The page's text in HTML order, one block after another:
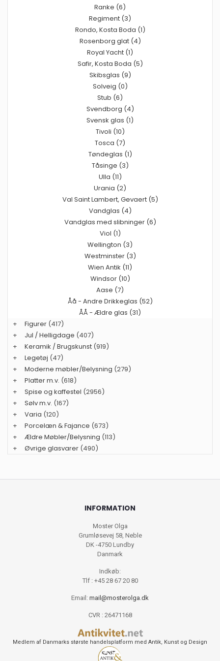
Ranke (6)
Regiment (3)
Rondo, Kosta Boda (1)
Rosenborg glat (4)
Royal Yacht (1)
Safir, Kosta Boda (5)
Skibsglas (9)
Solveig (0)
Stub (6)
Svendborg (4)
Svensk glas (1)
Tivoli (10)
Tosca (7)
Tøndeglas (1)
Tåsinge (3)
Ulla (11)
Urania (2)
Val Saint Lambert, Gevaert (5)
Vandglas (4)
Vandglas med slibninger (6)
Viol (1)
Wellington (3)
Westminster (3)
Wien Antik (11)
Windsor (10)
Aase (7)
Åå - Andre Drikkeglas (52)
ÅÅ - Ældre glas (31)
+
Figurer (417)
+
Jul / Helligdage (407)
+
Keramik / Brugskunst (919)
+
Legetøj (47)
+
Moderne møbler/Belysning (279)
+
Platter m.v. (618)
+
Spise og kaffestel (2956)
+
Sølv m.v. (167)
+
Varia (120)
+
Porcelæn & Fajance (673)
+
Ældre Møbler/Belysning (113)
+
Øvrige glasvarer (490)
INFORMATION
Moster Olga
Grumløsevej 58, Neble
DK -4750 Lundby
Danmark
Indkøb:
Tlf : +45 28 67 20 80
Email: mail@mosterolga.dk
CVR : 26471168
Medlem af Danmarks største handelsplatform med Antik, Kunst og Design